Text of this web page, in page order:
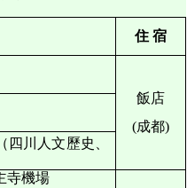
住 宿
飯店
(成都)
四川人文歷史、
寺機場